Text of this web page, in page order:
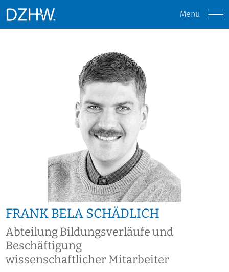
Menü
FRANK BELA SCHÄDLICH
Abteilung Bildungsverläufe und
Beschäftigung
wissenschaftlicher Mitarbeiter